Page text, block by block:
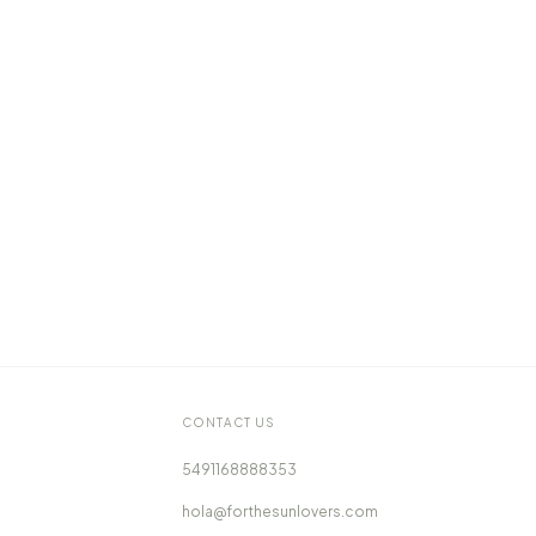
CONTACT US
5491168888353
hola@forthesunlovers.com